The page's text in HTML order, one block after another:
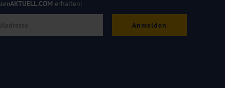
AKTUELL.COM erhalten:
Anmelden